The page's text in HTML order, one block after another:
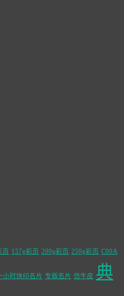
页 157g彩页 200g彩页 250g彩页 C00A
小时快印名片 专版名片 仿牛皮 典